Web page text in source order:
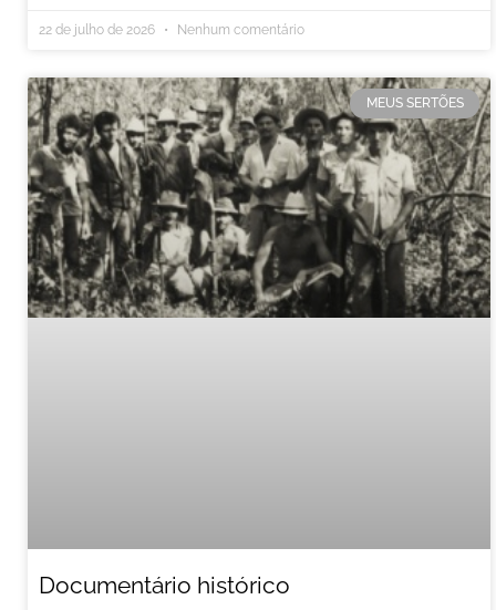
22 de julho de 2026 Nenhum comentário
MEUS SERTÕES
Documentário histórico